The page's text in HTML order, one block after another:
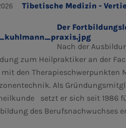
Tibetische Medizin -
Der
Nach der
zum Heilpraktiker an der
mit den Therapieschwerpunkten
Als
setzt er sich seit 1986
des Berufsnachwuchses